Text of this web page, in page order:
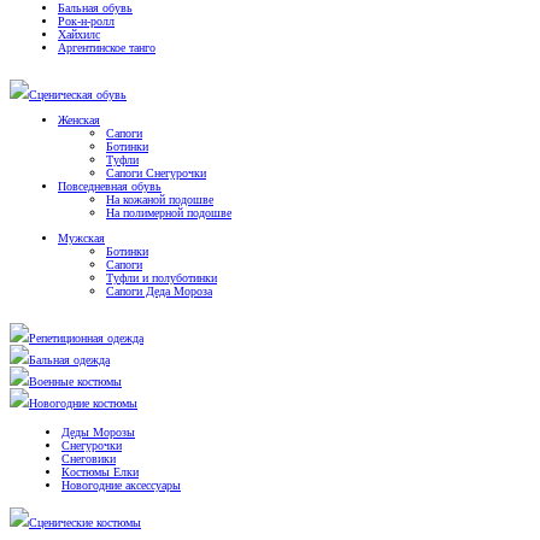
Бальная обувь
Рок-н-ролл
Хайхилс
Аргентинское танго
Сценическая обувь
Женская
Сапоги
Ботинки
Туфли
Сапоги Снегурочки
Повседневная обувь
На кожаной подошве
На полимерной подошве
Мужская
Ботинки
Сапоги
Туфли и полуботинки
Сапоги Деда Мороза
Репетиционная одежда
Бальная одежда
Военные костюмы
Новогодние костюмы
Деды Морозы
Снегурочки
Снеговики
Костюмы Елки
Новогодние аксессуары
Сценические костюмы